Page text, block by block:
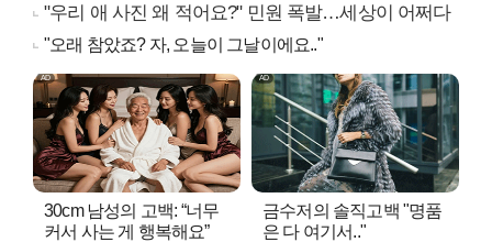
"우리 애 사진 왜 적어요?" 민원 폭발…세상이 어쩌다
"오래 참았죠? 자, 오늘이 그날이에요.."
30cm 남성의 고백: “너무
커서 사는 게 행복해요”
금수저의 솔직고백 "명품
은 다 여기서.."